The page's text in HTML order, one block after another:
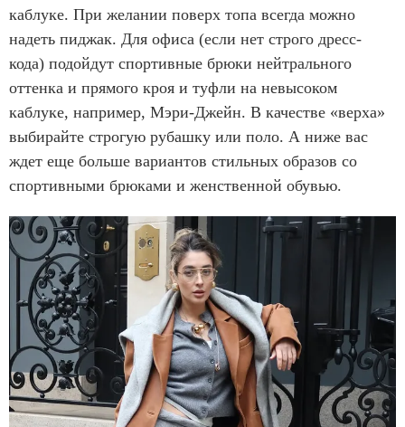
каблуке. При желании поверх топа всегда можно
надеть пиджак. Для офиса (если нет строго дресс-
кода) подойдут спортивные брюки нейтрального
оттенка и прямого кроя и туфли на невысоком
каблуке, например, Мэри-Джейн. В качестве «верха»
выбирайте строгую рубашку или поло. А ниже вас
ждет еще больше вариантов стильных образов со
спортивными брюками и женственной обувью.